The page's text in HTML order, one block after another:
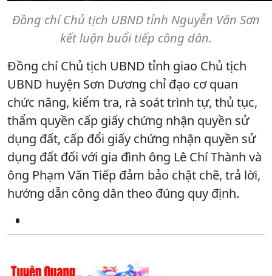
Đồng chí Chủ tịch UBND tỉnh Nguyễn Văn Sơn
kết luận buổi tiếp công dân.
Đồng chí Chủ tịch UBND tỉnh giao Chủ tịch
UBND huyện Sơn Dương chỉ đạo cơ quan
chức năng, kiểm tra, rà soát trình tự, thủ tục,
thẩm quyền cấp giấy chứng nhận quyền sử
dụng đất, cấp đổi giấy chứng nhận quyền sử
dụng đất đối với gia đình ông Lê Chí Thành và
ông Phạm Văn Tiếp đảm bảo chặt chẽ, trả lời,
hướng dẫn công dân theo đúng quy định.